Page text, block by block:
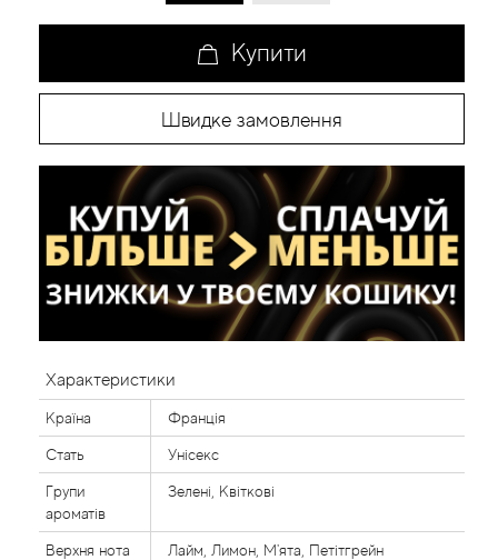
Купити
Швидке замовлення
Характеристики
Країна Франція
Стать Унісекс
Групи
ароматів
Зелені, Квіткові
Верхня нота Лайм, Лимон, М'ята, Петітгрейн